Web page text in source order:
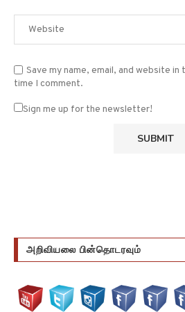
Save my name, email, and website
time I comment.
Sign me up for the newsletter!
அறிவியலை பின்தொடரவும்